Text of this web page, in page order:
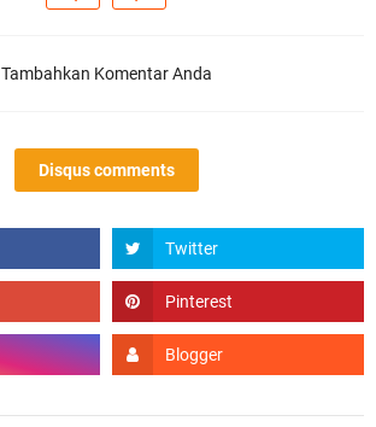
Tambahkan Komentar Anda
Disqus comments